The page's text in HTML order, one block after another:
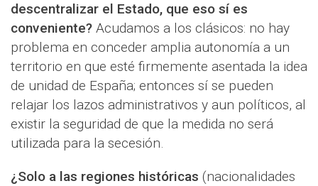
descentralizar el Estado, que eso sí es
conveniente? Acudamos a los clásicos: no hay
problema en conceder amplia autonomía a un
territorio en que esté firmemente asentada la idea
de unidad de España; entonces sí se pueden
relajar los lazos administrativos y aun políticos, al
existir la seguridad de que la medida no será
utilizada para la secesión.
¿Solo a las regiones históricas (nacionalidades